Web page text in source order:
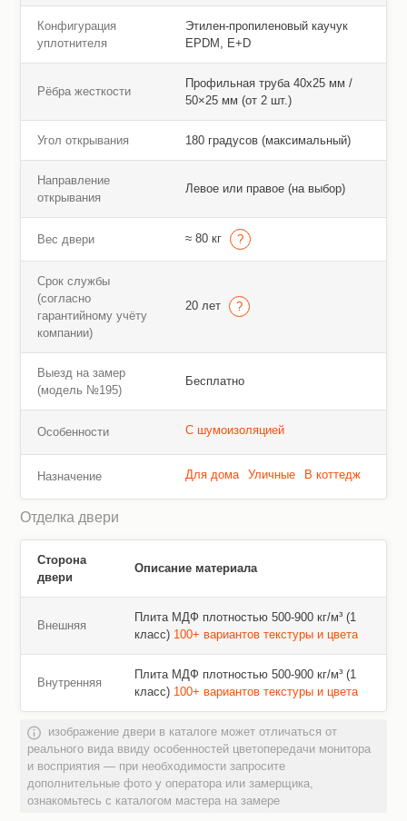
Конфигурация
уплотнителя
Этилен-пропиленовый каучук
EPDM, E+D
Рёбра жесткости
Профильная труба 40х25 мм /
50×25 мм (от 2 шт.)
Угол открывания 180 градусов (максимальный)
Направление
открывания
Левое или правое (на выбор)
Вес двери ≈ 80 кг
Срок службы
(согласно
гарантийному учёту
компании)
20 лет
Выезд на замер
(модель №195)
Бесплатно
Особенности С шумоизоляцией
Назначение Для дома Уличные В коттедж
Отделка двери
Сторона
двери
Описание материала
Внешняя
Плита МДФ плотностью 500-900 кг/м³ (1
класс) 100+ вариантов текстуры и цвета
Внутренняя
Плита МДФ плотностью 500-900 кг/м³ (1
класс) 100+ вариантов текстуры и цвета
изображение двери в каталоге может отличаться от
реального вида ввиду особенностей цветопередачи монитора
и восприятия — при необходимости запросите
дополнительные фото у оператора или замерщика,
ознакомьтесь с каталогом мастера на замере